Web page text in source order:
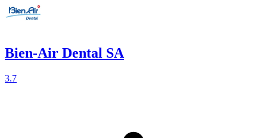
Bien-Air Dental SA
3.7